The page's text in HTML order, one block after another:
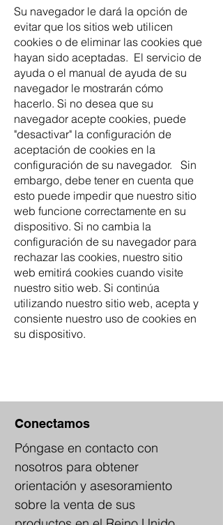
Su navegador le dará la opción de
evitar que los sitios web utilicen
cookies o de eliminar las cookies que
hayan sido aceptadas. El servicio de
ayuda o el manual de ayuda de su
navegador le mostrarán cómo
hacerlo. Si no desea que su
navegador acepte cookies, puede
"desactivar" la configuración de
aceptación de cookies en la
configuración de su navegador. Sin
embargo, debe tener en cuenta que
esto puede impedir que nuestro sitio
web funcione correctamente en su
dispositivo. Si no cambia la
configuración de su navegador para
rechazar las cookies, nuestro sitio
web emitirá cookies cuando visite
nuestro sitio web. Si continúa
utilizando nuestro sitio web, acepta y
consiente nuestro uso de cookies en
su dispositivo.
Conectamos
Póngase en contacto con
nosotros para obtener
orientación y asesoramiento
sobre la venta de sus